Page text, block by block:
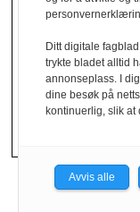
Her finner
personvern.
Ditt digitale
trykte bladet alltid
annonseplass. I
dine besøk på
kontinuerlig, slik
Avvis alle